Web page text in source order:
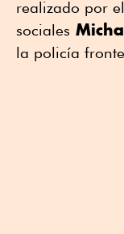
realizado por
sociales
la policía